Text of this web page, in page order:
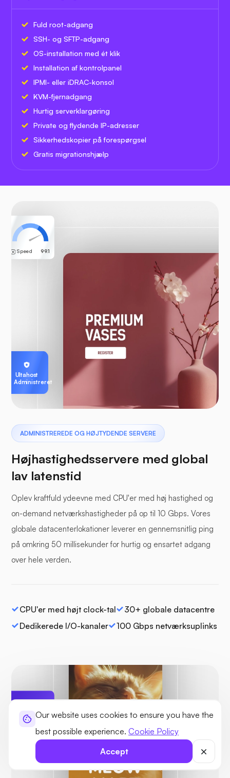
Our website uses cookies to ensure you have the
best possible experience. Cookie Policy
Accept
Fuld root-adgang
SSH- og SFTP-adgang
OS-installation med ét klik
Installation af kontrolpanel
IPMI- eller iDRAC-konsol
KVM-fjernadgang
Hurtig serverklargøring
Private og flydende IP-adresser
Sikkerhedskopier på forespørgsel
Gratis migrationshjælp
ADMINISTREREDE OG HØJTYDENDE SERVERE
Højhastighedsservere med global
lav latenstid
Oplev kraftfuld ydeevne med CPU'er med høj hastighed og
on-demand netværkshastigheder på op til 10 Gbps. Vores
globale datacenterlokationer leverer en gennemsnitlig ping
på omkring 50 millisekunder for hurtig og ensartet adgang
over hele verden.
CPU'er med højt clock-tal
30+ globale datacentre
Dedikerede I/O-kanaler
100 Gbps netværksuplinks
Speed 99.1
Ultahost
Administreret
Beskyttet
Ingen trusler
fundet